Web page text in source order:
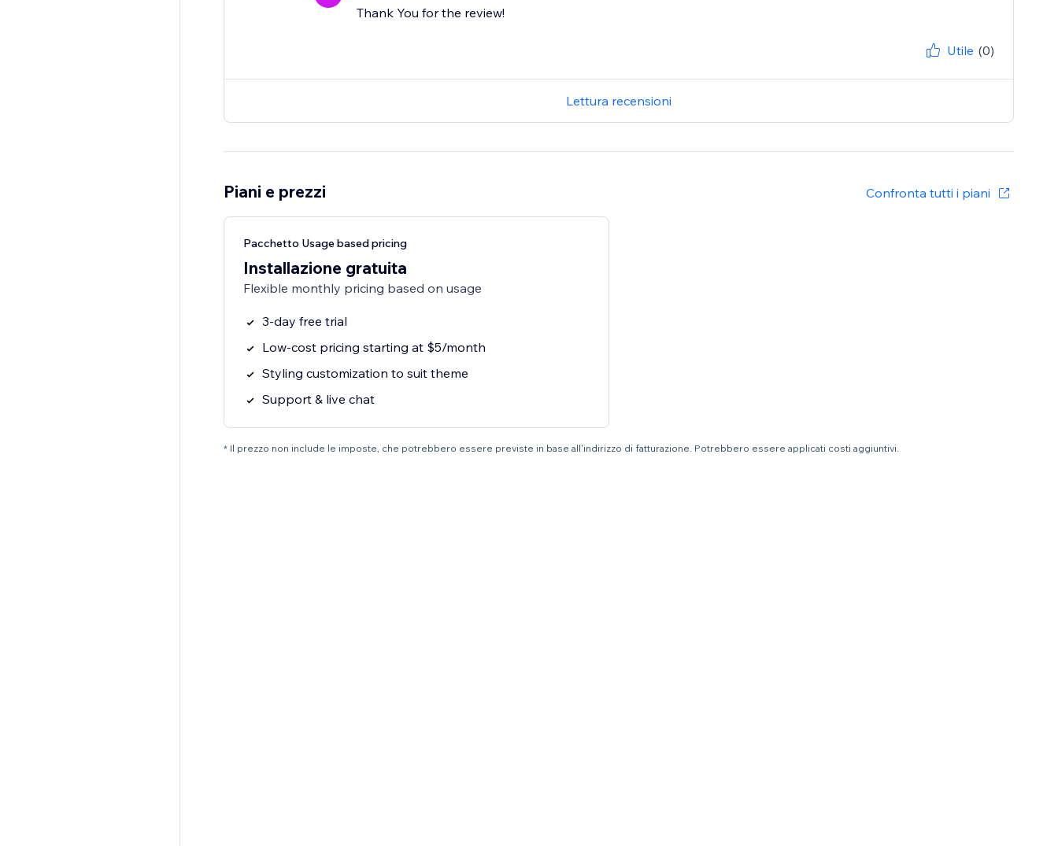
Thank You for the review!
Utile (0)
Lettura recensioni
Piani e prezzi Confronta tutti i piani
Pacchetto Usage based pricing
Installazione gratuita
Flexible monthly pricing based on usage
3-day free trial
Low-cost pricing starting at $5/month
Styling customization to suit theme
Support & live chat
* Il prezzo non include le imposte, che potrebbero essere previste in base all'indirizzo di fatturazione. Potrebbero essere applicati costi aggiuntivi.